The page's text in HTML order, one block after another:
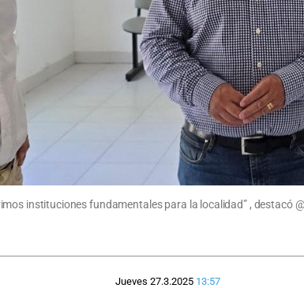
instituciones fundamentales para la localidad” , destacó
Jueves 27.3.2025 13:57